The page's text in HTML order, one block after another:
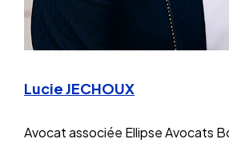
Lucie JECHOUX
Avocat associée Ellipse Avocats